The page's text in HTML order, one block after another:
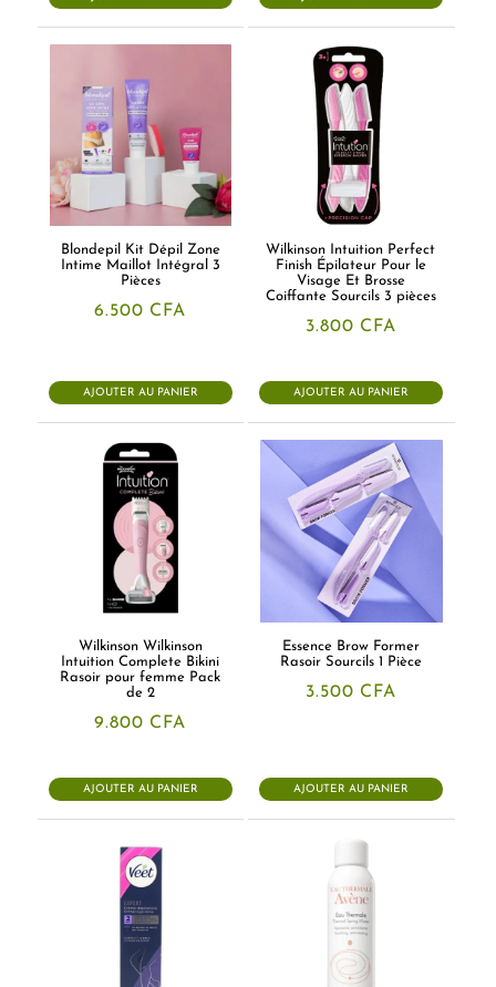
Blondepil Kit Dépil Zone
Intime Maillot Intégral 3
Pièces
6.500 CFA
AJOUTER AU PANIER
Wilkinson Intuition Perfect
Finish Épilateur Pour le
Visage Et Brosse
Coiffante Sourcils 3 pièces
3.800 CFA
AJOUTER AU PANIER
Wilkinson Wilkinson
Intuition Complete Bikini
Rasoir pour femme Pack
de 2
9.800 CFA
AJOUTER AU PANIER
Essence Brow Former
Rasoir Sourcils 1 Pièce
3.500 CFA
AJOUTER AU PANIER